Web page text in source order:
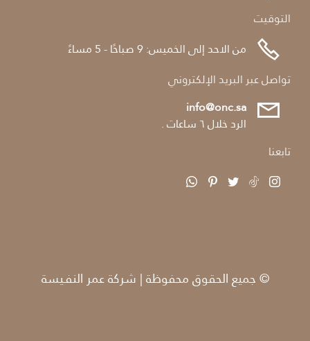
التوقيت
من الاحد إلى الخميس: 9 صباحًا - 5 مساءً
تواصل عبر البريد الإلكتروني
info@onc.sa
الرد خلال ٦ ساعات .
تابعنا
© جميع الحقوق محفوظة | شركة عمر النفـيسة